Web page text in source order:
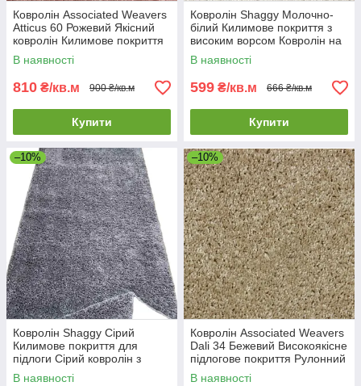
Ковролін Associated Weavers
Atticus 60 Рожевий Якісний
ковролін Килимове покриття
у вітальню
В наявності
810 ₴/кв.м 900 ₴/кв.м
Купити
Ковролін Shaggy Молочно-
білий Килимове покриття з
високим ворсом Ковролін на
відріз
В наявності
599 ₴/кв.м 666 ₴/кв.м
Купити
–10%
Ковролін Shaggy Сірий
Килимове покриття для
підлоги Сірий ковролін з
високим ворсом
В наявності
–10%
Ковролін Associated Weavers
Dali 34 Бежевий Високоякісне
підлогове покриття Рулонний
ковролін
В наявності